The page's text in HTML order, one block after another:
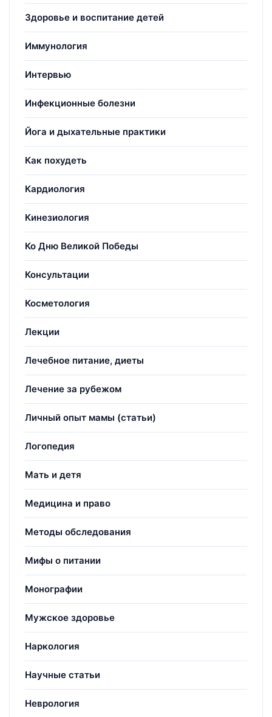
Здоровье и воспитание детей
Иммунология
Интервью
Инфекционные болезни
Йога и дыхательные практики
Как похудеть
Кардиология
Кинезиология
Ко Дню Великой Победы
Консультации
Косметология
Лекции
Лечебное питание, диеты
Лечение за рубежом
Личный опыт мамы (статьи)
Логопедия
Мать и детя
Медицина и право
Методы обследования
Мифы о питании
Монографии
Мужское здоровье
Наркология
Научные статьи
Неврология